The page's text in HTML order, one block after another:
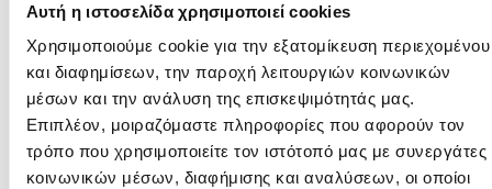
Αυτή η ιστοσελίδα χρησιμοποιεί cookies
Χρησιμοποιούμε cookie για την εξατομίκευση περιεχομένου
και διαφημίσεων, την παροχή λειτουργιών κοινωνικών
μέσων και την ανάλυση της επισκεψιμότητάς μας.
Επιπλέον, μοιραζόμαστε πληροφορίες που αφορούν τον
τρόπο που χρησιμοποιείτε τον ιστότοπό μας με συνεργάτες
κοινωνικών μέσων, διαφήμισης και αναλύσεων, οι οποίοι
Επιλέξιμες Κατηγορίες Δαπανών
Οι επενδύσεις κρίνονται επιλέξιμες για στήριξη όταν
συντρέχουν οι γενικές προϋποθέσεις της Παρέμβασης και
δύναται να αφορούν τις κάτωθι υποκατηγορίες: